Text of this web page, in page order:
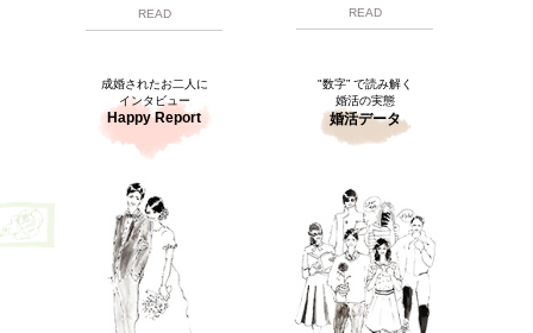
READ READ
成婚されたお二人に
インタビュー
Happy Report
"数字” で読み解く
婚活の実態
婚活データ